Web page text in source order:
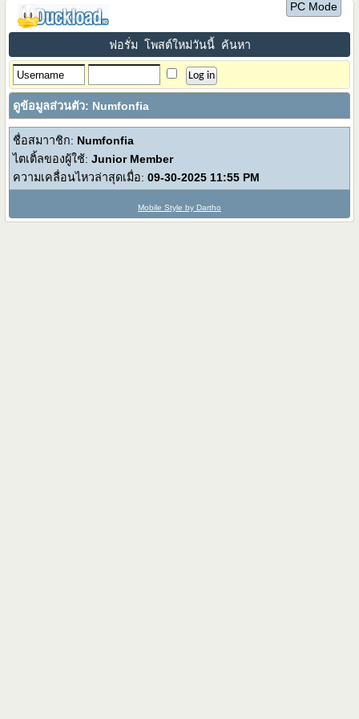
PC Mode
ฟอรั่ม โพสต์ใหม่วันนี้ ค้นหา
ดูข้อมูลส่วนตัว: Numfonfia
ชื่อสมาาชิก: Numfonfia
ไตเติ้ลของผู้ใช้:Junior Member
ความเคลื่อนไหวล่าสุดเมื่อ: 09-30-2025 11:55 PM
Mobile Style by Dartho